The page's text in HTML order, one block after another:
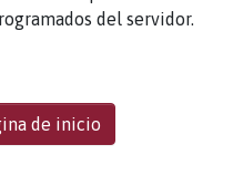
del servidor.
de inicio